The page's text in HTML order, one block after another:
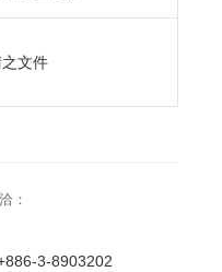
文件
：
3-8903202